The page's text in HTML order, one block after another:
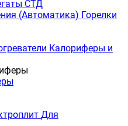
СТД
(Автоматика) Горелки
Калориферы и
Для